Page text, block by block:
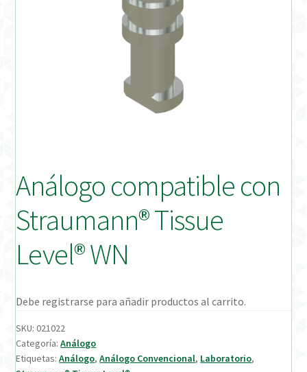
Mi cuenta
On-line Store
Productos Favoritos
Uso previsto
Verification Required
Análogo compatible con
Straumann® Tissue
Level® WN
Debe registrarse para añadir productos al carrito.
SKU:021022
Categoría:Análogo
Etiquetas:Análogo,Análogo Convencional, Laboratorio,